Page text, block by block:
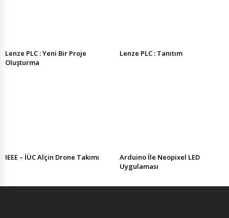
Lenze PLC : Yeni Bir Proje
Oluşturma
Lenze PLC : Tanıtım
IEEE – İÜC Alçin Drone Takımı
Arduino İle Neopixel LED
Uygulaması